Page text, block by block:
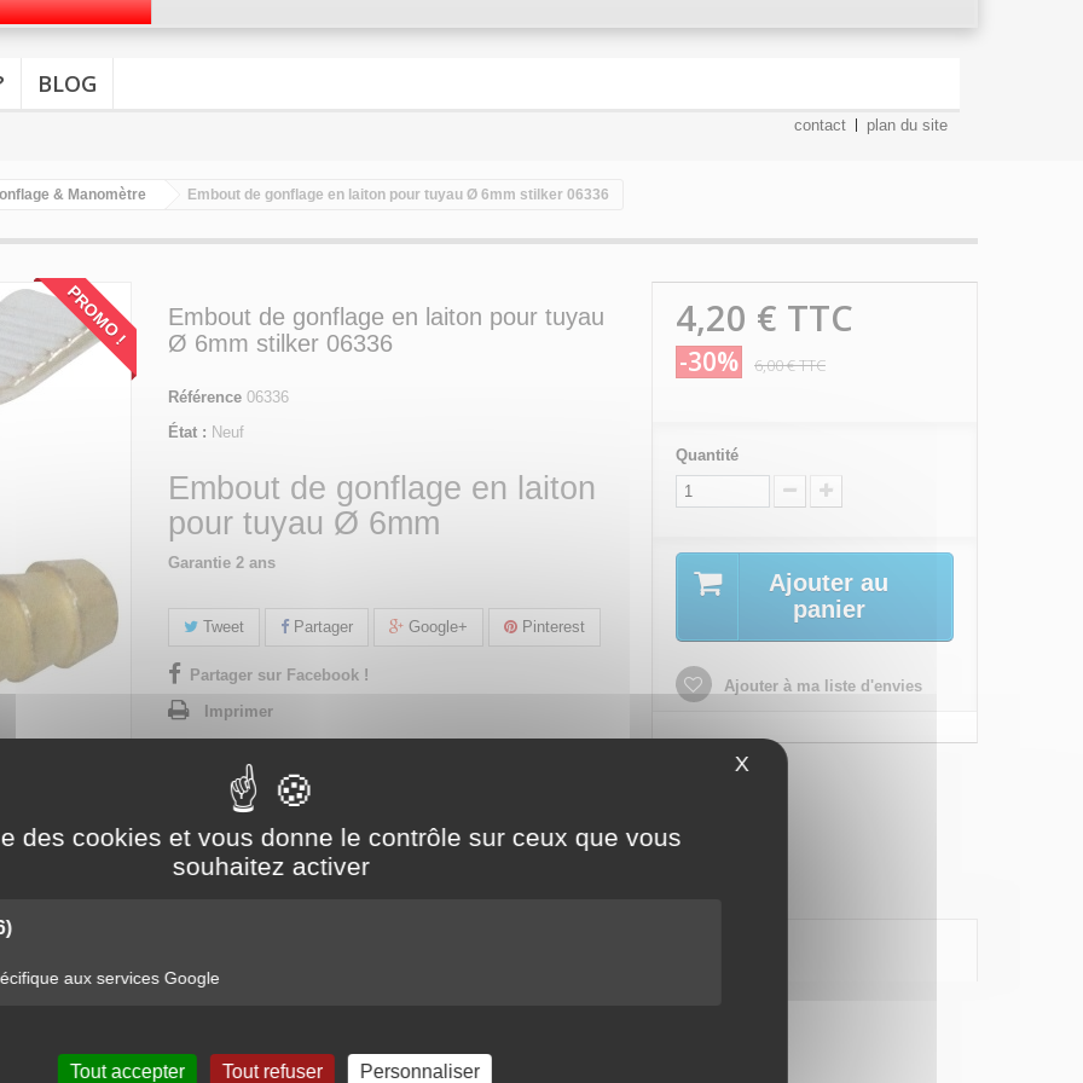
des cookies et vous donne le contrôle sur ceux que vous
souhaitez activer
aux services Google
Tout accepter Tout refuser Personnaliser
X Masquer le bandeau des cookies
BLOG
contact plan du site
& Manomètre Embout de gonflage en laiton pour tuyau Ø 6mm stilker 06336
PROMO !
Embout de gonflage en laiton pour tuyau
Ø 6mm stilker 06336
Référence 06336
État : Neuf
Embout de gonflage en laiton
pour tuyau Ø 6mm
Garantie 2 ans
Tweet Partager Google+ Pinterest
Partager sur Facebook !
Imprimer
4,20 € TTC
-30% 6,00 €TTC
Quantité
Ajouter au
panier
Ajouter à ma liste d'envies